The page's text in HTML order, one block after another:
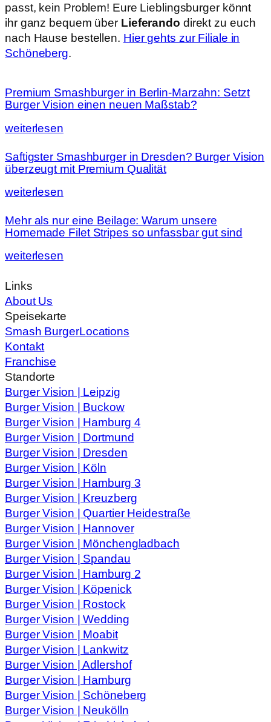
passt, kein Problem! Eure Lieblingsburger könnt
ihr ganz bequem über Lieferando direkt zu euch
nach Hause bestellen. Hier gehts zur Filiale in
Schöneberg.
Premium Smashburger in Berlin-Marzahn: Setzt
Burger Vision einen neuen Maßstab?
weiterlesen
Saftigster Smashburger in Dresden? Burger Vision
überzeugt mit Premium Qualität
weiterlesen
Mehr als nur eine Beilage: Warum unsere
Homemade Filet Stripes so unfassbar gut sind
weiterlesen
Links
About Us
Speisekarte
Smash BurgerLocations
Kontakt
Franchise
Standorte
Burger Vision | Leipzig
Burger Vision | Buckow
Burger Vision | Hamburg 4
Burger Vision | Dortmund
Burger Vision | Dresden
Burger Vision | Köln
Burger Vision | Hamburg 3
Burger Vision | Kreuzberg
Burger Vision | Quartier Heidestraße
Burger Vision | Hannover
Burger Vision | Mönchengladbach
Burger Vision | Spandau
Burger Vision | Hamburg 2
Burger Vision | Köpenick
Burger Vision | Rostock
Burger Vision | Wedding
Burger Vision | Moabit
Burger Vision | Lankwitz
Burger Vision | Adlershof
Burger Vision | Hamburg
Burger Vision | Schöneberg
Burger Vision | Neukölln